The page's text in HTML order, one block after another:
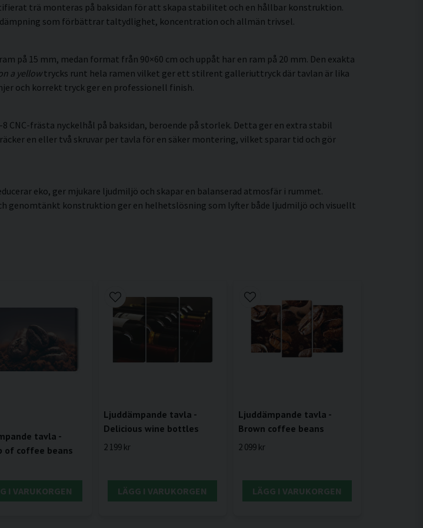
trä monteras på baksidan för att skapa stabilitet och en hållbar konstruktion.
som förbättrar taltydlighet, koncentration och allmän trivsel.
på 15 mm, medan format från 90×60 cm och uppåt har en ram på 20 mm. Den exakta
a yellowtrycks runt hela ramen vilket ger ett stilrent galleriuttryck där tavlan är lika
och korrekt tryck ger en professionell finish.
frästa nyckelhål på baksidan, beroende på storlek. Detta ger en extra stabil
en eller två skruvar per tavla för en säker montering, vilket sparar tid och gör
eko, ger mjukare ljudmiljö och skapar en balanserad atmosfär i rummet.
genomtänkt konstruktion ger en helhetslösning som lyfter både ljudmiljö och visuellt
tavla -
of coffee beans
I VARUKORGEN
Ljuddämpande tavla -
Delicious wine bottles
2 199 kr
LÄGG I VARUKORGEN
Ljuddämpande tavla -
Brown coffee beans
2 099 kr
LÄGG I VARUKORGEN